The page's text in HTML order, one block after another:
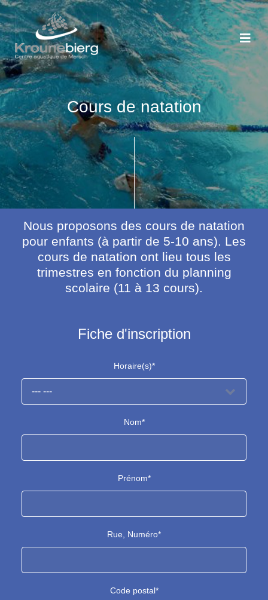
Cours de natation
Nous proposons des cours de natation
pour enfants (à partir de 5-10 ans). Les
cours de natation ont lieu tous les
trimestres en fonction du planning
scolaire (11 à 13 cours).
Fiche d'inscription
Horaire(s)*
Nom*
Prénom*
Rue, Numéro*
Code postal*